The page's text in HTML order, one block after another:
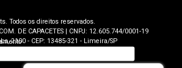
Todos os direitos reservados.
DE CAPACETES | CNPJ: 12.605.744/0001-19
2100 - CEP: 13485-321 - Limeira/SP